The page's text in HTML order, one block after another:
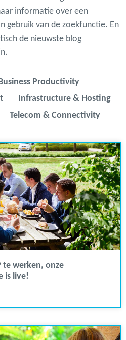
informatie over een
gebruik van de zoekfunctie. En
de nieuwste blog
Productivity
Infrastructure & Hosting
Telecom & Connectivity
te werken, onze
is live!